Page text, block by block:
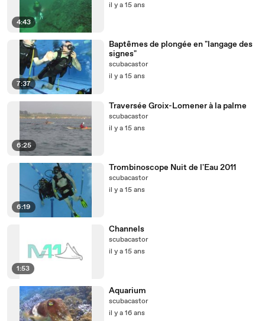
4:43
il y a 15 ans
7:37
Baptêmes de plongée en "langage des
signes"
scubacastor
il y a 15 ans
6:25
Traversée Groix-Lomener à la palme
scubacastor
il y a 15 ans
6:19
Trombinoscope Nuit de l'Eau 2011
scubacastor
il y a 15 ans
1:53
Channels
scubacastor
il y a 15 ans
Aquarium
scubacastor
il y a 16 ans